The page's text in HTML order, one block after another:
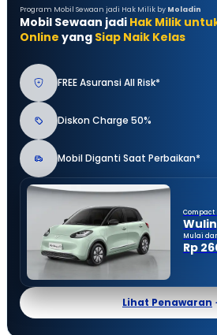
Program Mobil Sewaan jadi Hak Milik by Moladin
Mobil Sewaan jadi Hak Milik
Online yang Siap Naik Kelas
FREE Asuransi All Risk*
Diskon Charge 50%
Mobil Diganti Saat Perbaikan*
Compact
Mulai
Rp
Lihat Penawaran